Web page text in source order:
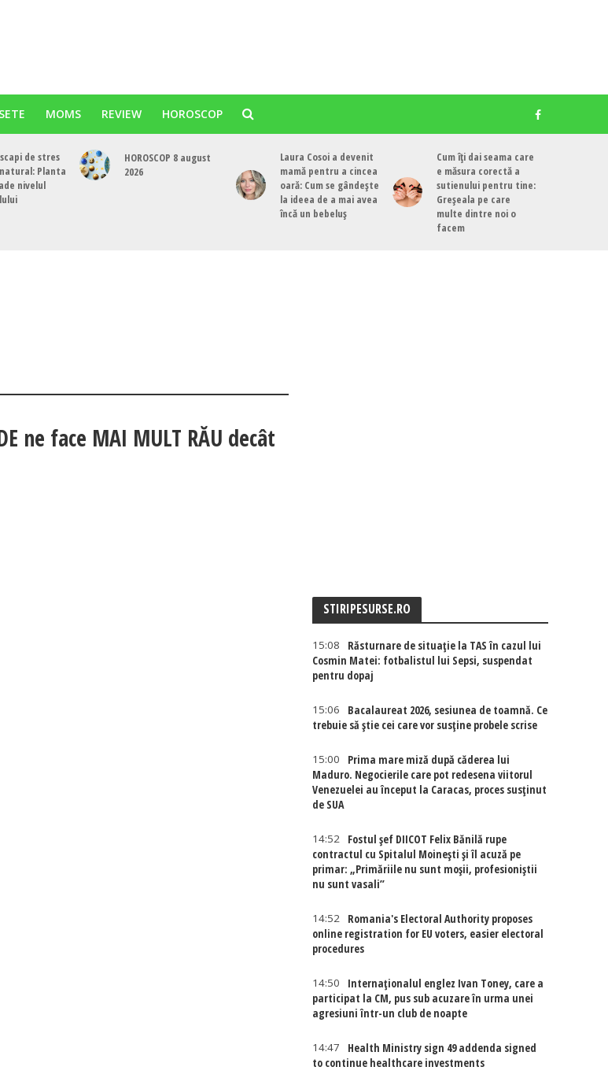
MOMS REVIEW HOROSCOP
de stres
Planta
nivelul
HOROSCOP 8 august
2026
Laura Cosoi a devenit
mamă pentru a cincea
oară: Cum se gândește
la ideea de a mai avea
încă un bebeluș
Cum îți dai seama care
e măsura corectă a
sutienului pentru tine:
Greșeala pe care
multe dintre noi o
facem
ne face MAI MULT RĂU decât
STIRIPESURSE.RO
15:08
Răsturnare de situație la TAS în cazul lui
Cosmin Matei: fotbalistul lui Sepsi, suspendat
pentru dopaj
15:06
Bacalaureat 2026, sesiunea de toamnă. Ce
trebuie să știe cei care vor susține probele scrise
15:00
Prima mare miză după căderea lui
Maduro. Negocierile care pot redesena viitorul
Venezuelei au început la Caracas, proces susținut
de SUA
14:52
Fostul șef DIICOT Felix Bănilă rupe
contractul cu Spitalul Moinești și îl acuză pe
primar: „Primăriile nu sunt moșii, profesioniștii
nu sunt vasali”
14:52
Romania's Electoral Authority proposes
online registration for EU voters, easier electoral
procedures
14:50
Internaţionalul englez Ivan Toney, care a
participat la CM, pus sub acuzare în urma unei
agresiuni într-un club de noapte
14:47
Health Ministry sign 49 addenda signed
to continue healthcare investments